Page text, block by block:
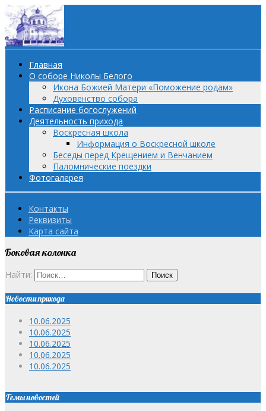
Главная
О соборе Николы Белого
Икона Божией Матери «Поможение родам»
Духовенство собора
Расписание богослужений
Деятельность прихода
Воскресная школа
Информация о Воскресной школе
Беседы перед Крещением и Венчанием
Паломнические поездки
Фотогалерея
Контакты
Реквизиты
Карта сайта
Боковая колонка
Найти:
Новости прихода
10.06.2025
10.06.2025
10.06.2025
10.06.2025
10.06.2025
Темы новостей